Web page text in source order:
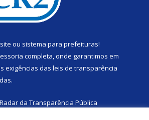
ou sistema para prefeituras!
completa, onde garantimos em
exigências das leis de transparência
Radar da Transparência Pública